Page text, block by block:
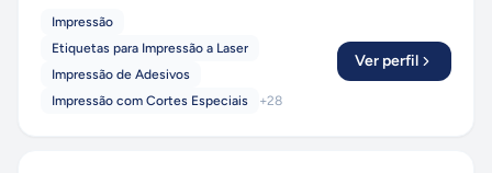
Impressão
Etiquetas para Impressão a Laser
Impressão de Adesivos
Impressão com Cortes Especiais
+28
Ver perfil